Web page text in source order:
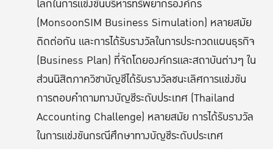
โลกในการแข่งขันบริหารทรัพยากรองค์กร
(MonsoonSIM Business Simulation) หลายสมัย
ติดต่อกัน และการได้รับรางวัลในการประกวดแผนธุรกิจ
(Business Plan) ที่จัดโดยองค์กรและสถาบันต่างๆ ใน
ส่วนนิสิตภาควิชาบัญชีได้รับรางวัลชนะเลิศการแข่งขัน
การตอบคำถามทางบัญชีระดับประเทศ (Thailand
Accounting Challenge) หลายสมัย การได้รับรางวัล
ในการแข่งขันกรณีศึกษาทางบัญชีระดับประเทศ